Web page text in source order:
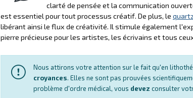
clarté de pensée et la communication
est essentiel pour tout processus créatif. De plus, le
libérant ainsi le flux de créativité. Il stimule également
pierre précieuse pour les artistes, les écrivains et tous
Nous attirons votre attention sur le fait qu'en
croyances. Elles ne sont pas prouvées
problème d'ordre médical, vous devez consulter